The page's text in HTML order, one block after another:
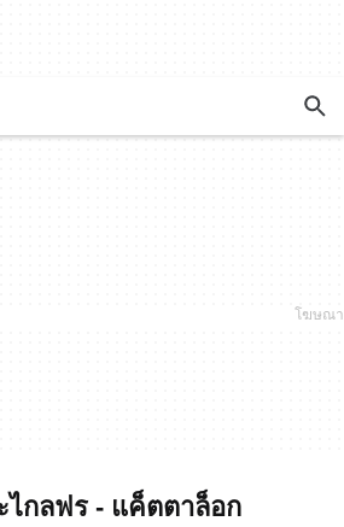
ไกลฟร - แค็ตตาล็อก